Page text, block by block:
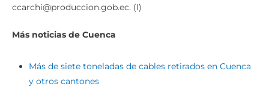
ccarchi@produccion.gob.ec. (I)
Más noticias de Cuenca
Más de siete toneladas de cables retirados en Cuenca
y otros cantones